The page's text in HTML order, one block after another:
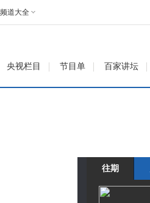
频道大全
央视栏目 节目单 百家讲坛
往期